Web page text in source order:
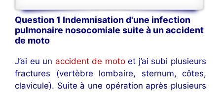
Question 1 Indemnisation d'une infection
pulmonaire nosocomiale suite à un accident
de moto
J’ai eu un accident de motoet j’ai subi plusieurs
fractures (vertèbre lombaire, sternum, côtes,
clavicule). Suite à une opération après plusieurs